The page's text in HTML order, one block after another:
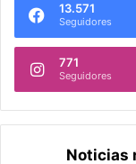
13.571
Seguidores
771
Seguidores
Noticias